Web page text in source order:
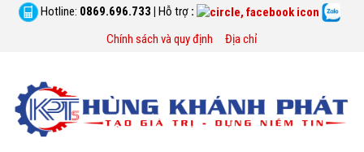
Hotline: 0869.696.733 | Hỗ trợ :
Chính sách và quy định
Địa chỉ